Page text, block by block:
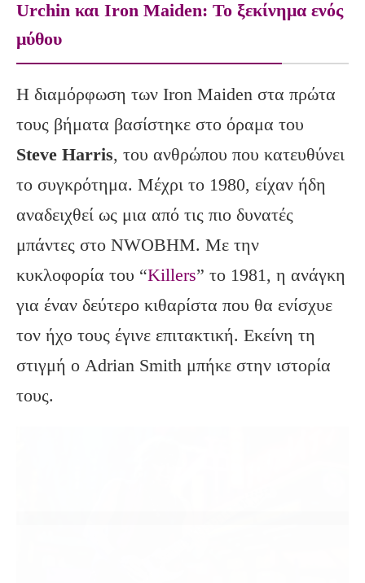
Urchin και Iron Maiden: Το ξεκίνημα ενός
μύθου
Η διαμόρφωση των Iron Maiden στα πρώτα
τους βήματα βασίστηκε στο όραμα του
Steve Harris, του ανθρώπου που κατευθύνει
το συγκρότημα. Μέχρι το 1980, είχαν ήδη
αναδειχθεί ως μια από τις πιο δυνατές
μπάντες στο NWOBHM. Με την
κυκλοφορία του “Killers” το 1981, η ανάγκη
για έναν δεύτερο κιθαρίστα που θα ενίσχυε
τον ήχο τους έγινε επιτακτική. Εκείνη τη
στιγμή ο Adrian Smith μπήκε στην ιστορία
τους.